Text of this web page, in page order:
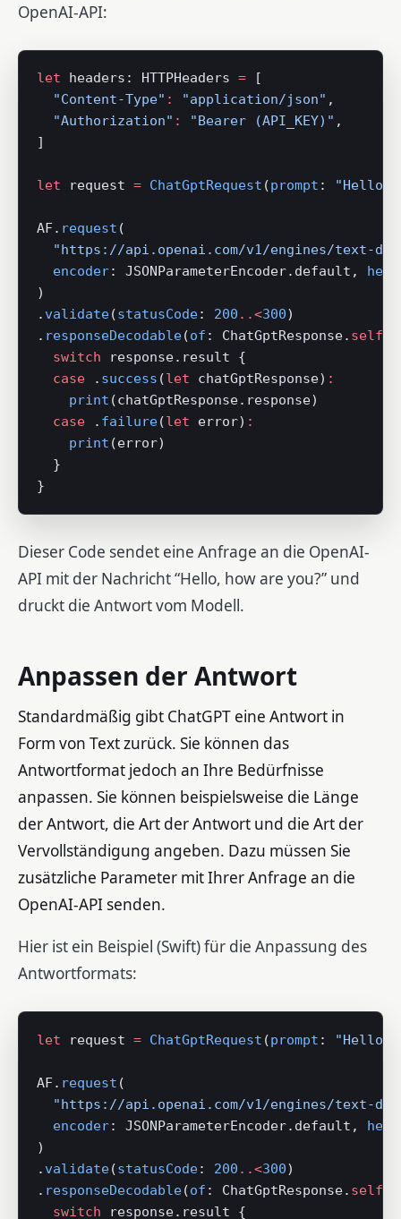
OpenAI-API:
let headers: HTTPHeaders = [
  "Content-Type"
: "application/json" ,
  "Authorization"
: "Bearer (API_KEY)" ,
]
let request = ChatGptRequest (prompt : "Hello,
AF. request (
"https://api.openai.com/v1/engines/text-
  encoder
: JSONParameterEncoder.default,
)
. validate(statusCode: 200 ..<300)
. responseDecodable(of : ChatGptResponse. self
  switch
response.result {
  case
. success (let chatGptResponse) :
    print
(chatGptResponse.response)
  case
. failure(let error) :
    print
(error)
  }
}
Dieser Code sendet eine Anfrage an die OpenAI-
API mit der Nachricht “Hello, how are you?” und
druckt die Antwort vom Modell.
Anpassen der Antwort
Standardmäßig gibt ChatGPT eine Antwort in
Form von Text zurück. Sie können das
Antwortformat jedoch an Ihre Bedürfnisse
anpassen. Sie können beispielsweise die Länge
der Antwort, die Art der Antwort und die Art der
Vervollständigung angeben. Dazu müssen Sie
zusätzliche Parameter mit Ihrer Anfrage an die
OpenAI-API senden.
Hier ist ein Beispiel (Swift) für die Anpassung des
Antwortformats:
let request = ChatGptRequest (prompt : "Hello,
AF. request (
"https://api.openai.com/v1/engines/text-
  encoder
: JSONParameterEncoder.default,
)
. validate(statusCode: 200 ..<300)
. responseDecodable(of : ChatGptResponse. self
  switch
response.result {